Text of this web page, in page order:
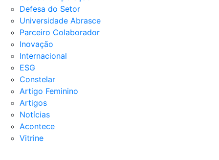
Defesa do Setor
Universidade Abrasce
Parceiro Colaborador
Inovação
Internacional
ESG
Constelar
Artigo Feminino
Artigos
Notícias
Acontece
Vitrine